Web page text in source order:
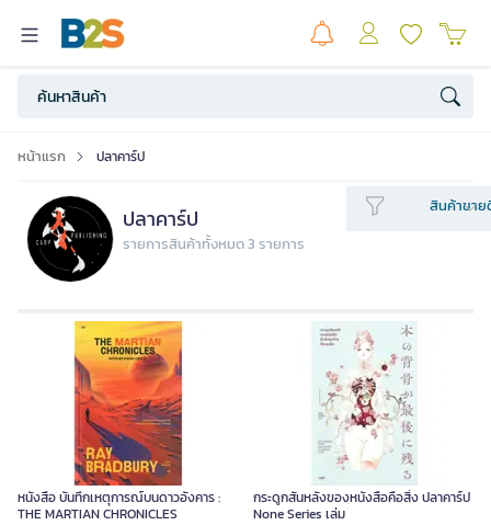
หน้าแรก ปลาคาร์ป
ปลาคาร์ป
รายการสินค้าทั้งหมด 3 รายการ
สินค้าขาย
หนังสือ บันทึกเหตุการณ์บนดาวอังคาร :
THE MARTIAN CHRONICLES
กระดูกสันหลังของหนังสือคือสิ่ง ปลาคาร์ป
None Series เล่ม